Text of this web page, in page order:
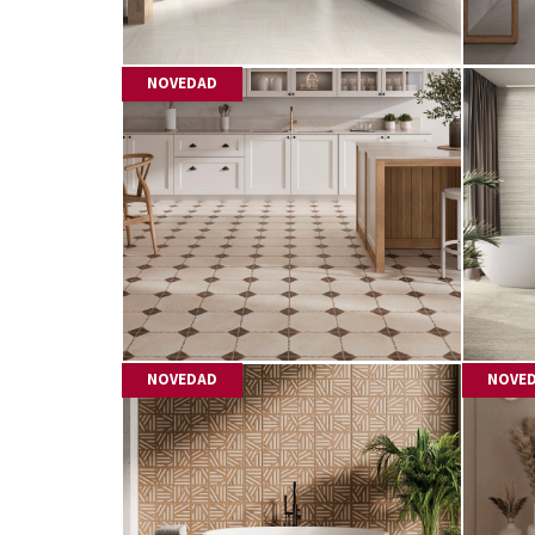
NOVEDAD
NOVEDAD